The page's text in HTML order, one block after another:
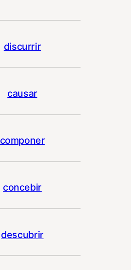
discurrir
causar
componer
concebir
descubrir